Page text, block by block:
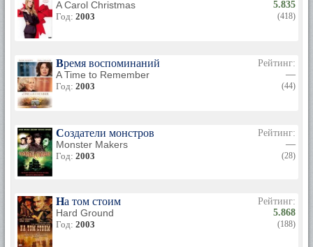
A Carol Christmas
Год: 2003
5.835
(418)
Время воспоминаний
A Time to Remember
Год: 2003
Рейтинг:
—
(44)
Создатели монстров
Monster Makers
Год: 2003
Рейтинг:
—
(28)
На том стоим
Hard Ground
Год: 2003
Рейтинг:
5.868
(188)